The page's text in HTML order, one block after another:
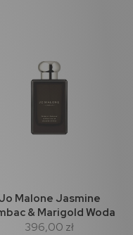
Malone Jasmine
& Marigold Woda
Intense 50ml
396,00 zł